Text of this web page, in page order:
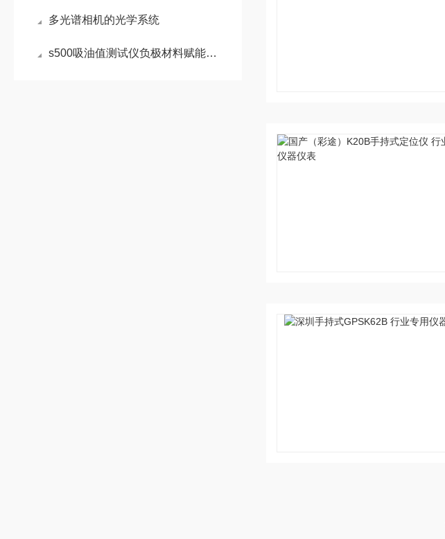
多光谱相机的光学系统
s500吸油值测试仪负极材料赋能锂电产业品质管控